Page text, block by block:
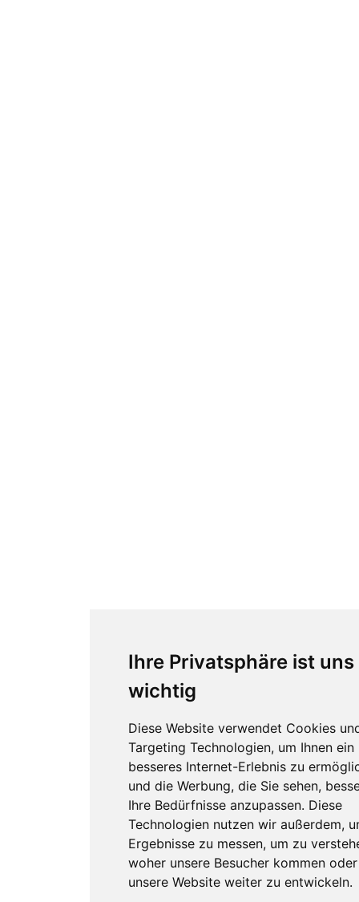
Ihre Privatsphäre ist uns
wichtig
Diese Website verwendet Cookies
Targeting Technologien, um Ihnen ein
besseres Internet-Erlebnis zu
und die Werbung, die Sie sehen,
Ihre Bedürfnisse anzupassen. Diese
Technologien nutzen wir außerdem,
Ergebnisse zu messen, um zu
woher unsere Besucher kommen
unsere Website weiter zu entwickeln.